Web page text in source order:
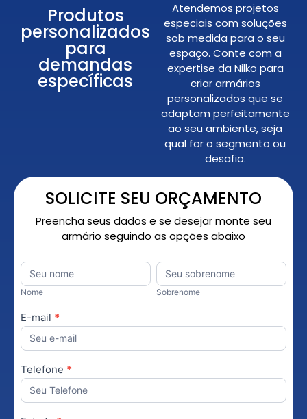
Produtos
personalizados
para
demandas
específicas
Atendemos projetos
especiais com soluções
sob medida para o seu
espaço. Conte com a
expertise da Nilko para
criar armários
personalizados que se
adaptam perfeitamente
ao seu ambiente, seja
qual for o segmento ou
desafio.
SOLICITE SEU ORÇAMENTO
Preencha seus dados e se desejar monte seu
armário seguindo as opções abaixo
Personalizado
Nome
Nome
Sobrenome
Sobrenome
E-mail *
Telefone *